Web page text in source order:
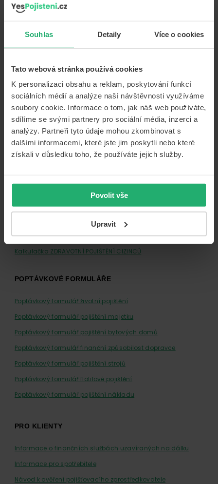
Souhlas Detaily Více o cookies
Tato webová stránka používá cookies
K personalizaci obsahu a reklam, poskytování funkcí
sociálních médií a analýze naší návštěvnosti využíváme
soubory cookie. Informace o tom, jak náš web používáte,
sdílíme se svými partnery pro sociální média, inzerci a
analýzy. Partneři tyto údaje mohou zkombinovat s
dalšími informacemi, které jste jim poskytli nebo které
získali v důsledku toho, že používáte jejich služby.
Povolit vše
Upravit
Footer
POJIŠTĚNÍ
Cestovní pojištění
Majetek
Životní pojištění
Úrazové pojištění
Pojištění cizinců
Kalkulačka HAVARIJNÍ POJIŠTĚNÍ
Kalkulačka ÚRAZOVÉ POJIŠTĚNÍ
Kalkulačka CESTOVNÍ POJIŠTĚNÍ
Kalkulačka ZDRAVOTNÍ POJIŠTĚNÍ CIZINCŮ
POPTÁVKOVÉ FORMULÁŘE
Poptávkový formulář životní pojištění
Poptávkový formulář pojištění majetku
Poptávkový formulář pojištění bytových domů
Poptávkový formulář finanční způsobilost dopravce
Poptávkový formulář pojištění strojů
Poptávkový formulář flotilové pojištění
Poptávkový formulář pojištění nákladu
PRO KLIENTY
Informace o finančních službách uzavíraných na dálku
Informace pro spotřebitele
Návod k ověření pojišťovacího zprostředkovatele